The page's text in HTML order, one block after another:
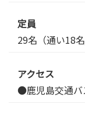
定員
29名（通い18
アクセス
●鹿児島交通